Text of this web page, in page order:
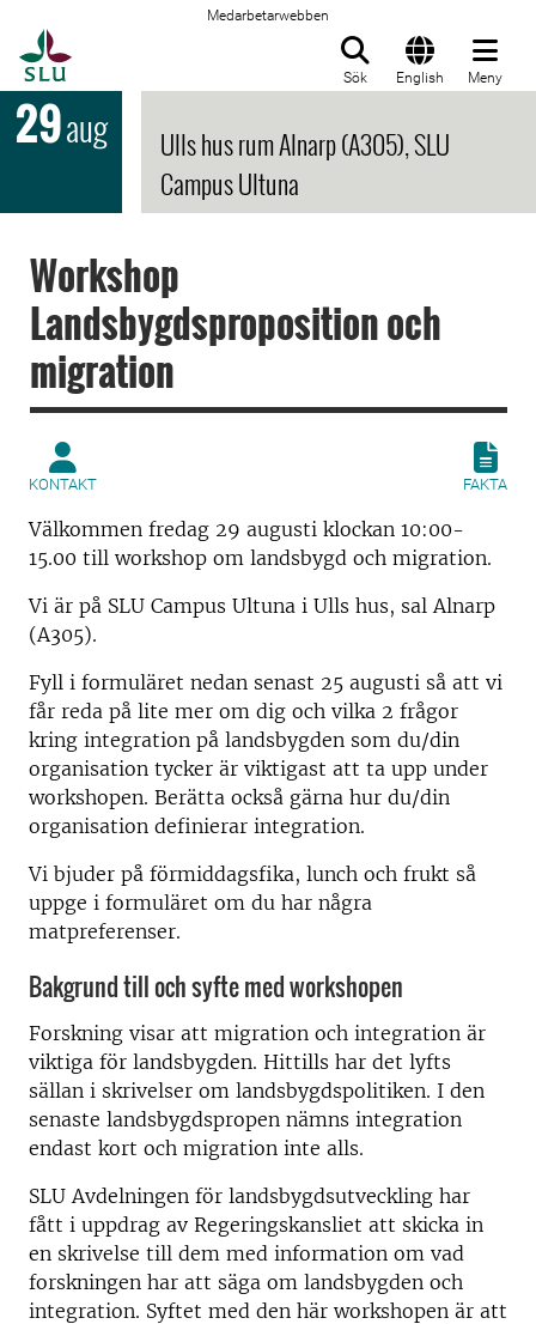
Medarbetarwebben
Sök English Meny
29aug
Ulls hus rum Alnarp (A305), SLU
Campus Ultuna
Workshop
Landsbygdsproposition och
migration
KONTAKT FAKTA
Välkommen fredag 29 augusti klockan 10:00-
15.00 till workshop om landsbygd och migration.
Vi är på SLU Campus Ultuna i Ulls hus, sal Alnarp
(A305).
Fyll i formuläret nedan senast 25 augusti så att vi
får reda på lite mer om dig och vilka 2 frågor
kring integration på landsbygden som du/din
organisation tycker är viktigast att ta upp under
workshopen. Berätta också gärna hur du/din
organisation definierar integration.
Vi bjuder på förmiddagsfika, lunch och frukt så
uppge i formuläret om du har några
matpreferenser.
Bakgrund till och syfte med workshopen
Forskning visar att migration och integration är
viktiga för landsbygden. Hittills har det lyfts
sällan i skrivelser om landsbygdspolitiken. I den
senaste landsbygdspropen nämns integration
endast kort och migration inte alls.
SLU Avdelningen för landsbygdsutveckling har
fått i uppdrag av Regeringskansliet att skicka in
en skrivelse till dem med information om vad
forskningen har att säga om landsbygden och
integration. Syftet med den här workshopen är att